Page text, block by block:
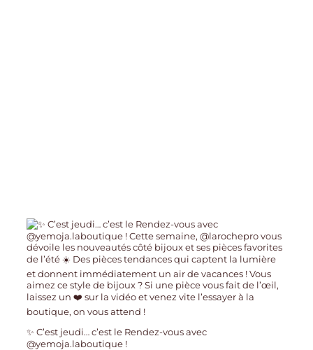
✨ C’est jeudi… c’est le Rendez-vous avec
@yemoja.laboutique !